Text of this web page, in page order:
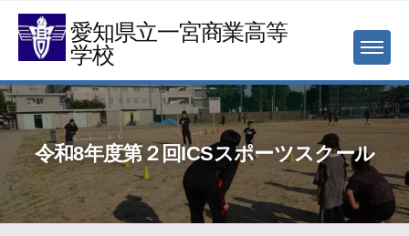
Skip
content
愛知県立一宮商業高等
学校
MENU
令和8年度第２回ICSスポーツスクール